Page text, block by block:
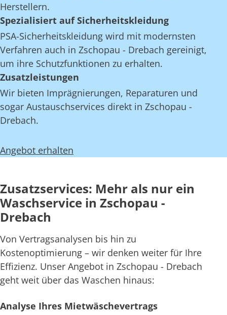
Herstellern.
Spezialisiert auf Sicherheitskleidung
PSA-Sicherheitskleidung wird mit modernsten
Verfahren auch in Zschopau - Drebach gereinigt,
um ihre Schutzfunktionen zu erhalten.
Zusatzleistungen
Wir bieten Imprägnierungen, Reparaturen und
sogar Austauschservices direkt in Zschopau -
Drebach.
Angebot erhalten
Zusatzservices: Mehr als nur ein
Waschservice in Zschopau -
Drebach
Von Vertragsanalysen bis hin zu
Kostenoptimierung – wir denken weiter für Ihre
Effizienz. Unser Angebot in Zschopau - Drebach
geht weit über das Waschen hinaus:
Analyse Ihres Mietwäschevertrags